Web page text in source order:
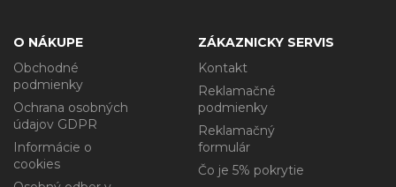
O NÁKUPE
Obchodné
podmienky
Ochrana osobných
údajov GDPR
Informácie o
cookies
ZÁKAZNICKY SERVIS
Kontakt
Reklamačné
podmienky
Reklamačný
formulár
Čo je 5% pokrytie